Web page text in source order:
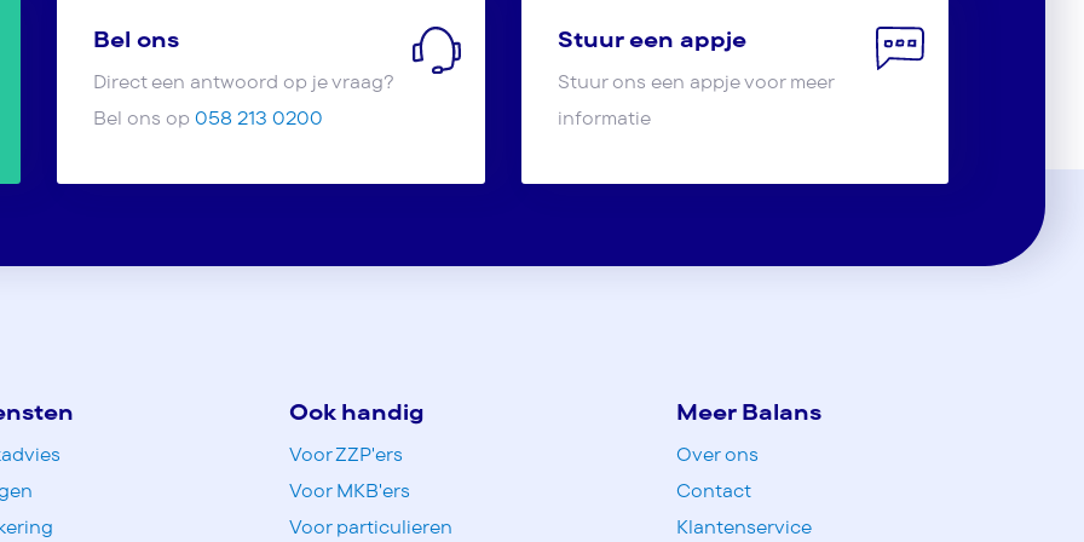
Bel ons
Direct een antwoord op je vraag?
Bel ons op058 213 0200
Stuur een appje
Stuur ons een appje voor meer
informatie
Ook handig
Voor ZZP'ers
Voor MKB'ers
Voor particulieren
Meer Balans
Over ons
Contact
Klantenservice